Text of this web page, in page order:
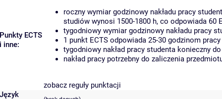
Punkty ECTS
i inne:
roczny wymiar godzinowy nakładu pracy
studiów wynosi 1500-1800 h, co odpowiada 60
tygodniowy wymiar godzinowy nakładu pracy
1 punkt ECTS odpowiada 25-30 godzinom
tygodniowy nakład pracy studenta konieczny
nakład pracy potrzebny do zaliczenia
zobacz reguły punktacji
Język